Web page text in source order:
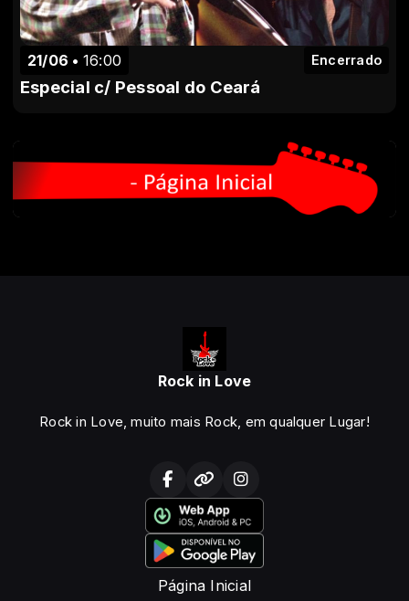
21/06 16:00 Encerrado
Especial c/ Pessoal do Ceará
Rock in Love
Rock in Love, muito mais Rock, em qualquer Lugar!
Página Inicial